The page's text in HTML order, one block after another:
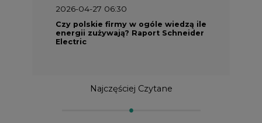
2026-04-27 06:30
Czy polskie firmy w ogóle wiedzą ile
energii zużywają? Raport Schneider
Electric
Najczęściej Czytane